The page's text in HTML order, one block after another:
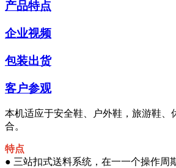
产品特点
企业视频
包装出货
客户参观
本机适应于安全鞋、户外鞋，旅游鞋、
合。
特点
● 三站扣式送料系统，在一一个操作周